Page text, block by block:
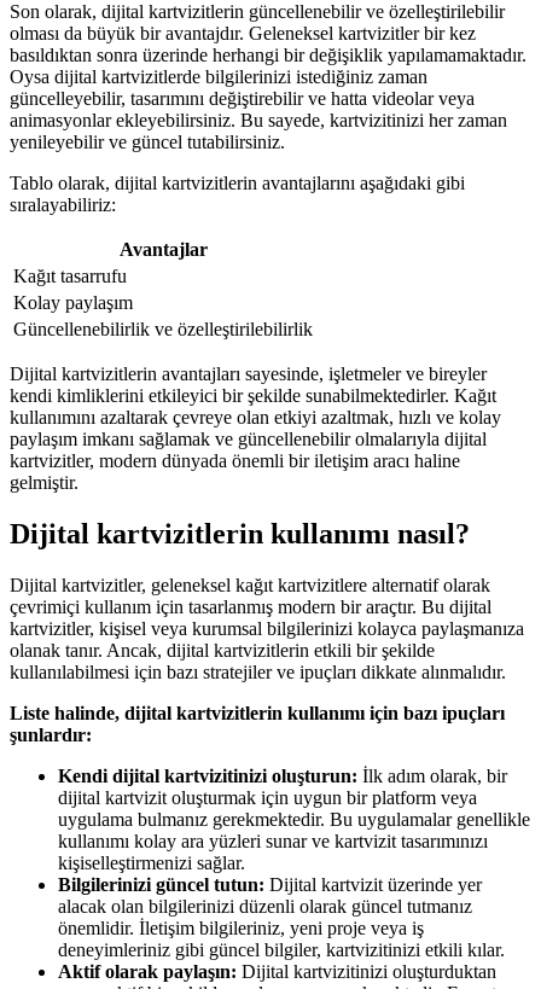
Son olarak, dijital kartvizitlerin güncellenebilir ve özelleştirilebilir
olması da büyük bir avantajdır. Geleneksel kartvizitler bir kez
basıldıktan sonra üzerinde herhangi bir değişiklik yapılamamaktadır.
Oysa dijital kartvizitlerde bilgilerinizi istediğiniz zaman
güncelleyebilir, tasarımını değiştirebilir ve hatta videolar veya
animasyonlar ekleyebilirsiniz. Bu sayede, kartvizitinizi her zaman
yenileyebilir ve güncel tutabilirsiniz.
Tablo olarak, dijital kartvizitlerin avantajlarını aşağıdaki gibi
sıralayabiliriz:
Avantajlar
Kağıt tasarrufu
Kolay paylaşım
Güncellenebilirlik ve özelleştirilebilirlik
Dijital kartvizitlerin avantajları sayesinde, işletmeler ve bireyler
kendi kimliklerini etkileyici bir şekilde sunabilmektedirler. Kağıt
kullanımını azaltarak çevreye olan etkiyi azaltmak, hızlı ve kolay
paylaşım imkanı sağlamak ve güncellenebilir olmalarıyla dijital
kartvizitler, modern dünyada önemli bir iletişim aracı haline
gelmiştir.
Dijital kartvizitlerin kullanımı nasıl?
Dijital kartvizitler, geleneksel kağıt kartvizitlere alternatif olarak
çevrimiçi kullanım için tasarlanmış modern bir araçtır. Bu dijital
kartvizitler, kişisel veya kurumsal bilgilerinizi kolayca paylaşmanıza
olanak tanır. Ancak, dijital kartvizitlerin etkili bir şekilde
kullanılabilmesi için bazı stratejiler ve ipuçları dikkate alınmalıdır.
Liste halinde, dijital kartvizitlerin kullanımı için bazı ipuçları
şunlardır:
Kendi dijital kartvizitinizi oluşturun: İlk adım olarak, bir
dijital kartvizit oluşturmak için uygun bir platform veya
uygulama bulmanız gerekmektedir. Bu uygulamalar genellikle
kullanımı kolay ara yüzleri sunar ve kartvizit tasarımınızı
kişiselleştirmenizi sağlar.
Bilgilerinizi güncel tutun: Dijital kartvizit üzerinde yer
alacak olan bilgilerinizi düzenli olarak güncel tutmanız
önemlidir. İletişim bilgileriniz, yeni proje veya iş
deneyimleriniz gibi güncel bilgiler, kartvizitinizi etkili kılar.
Aktif olarak paylaşın: Dijital kartvizitinizi oluşturduktan